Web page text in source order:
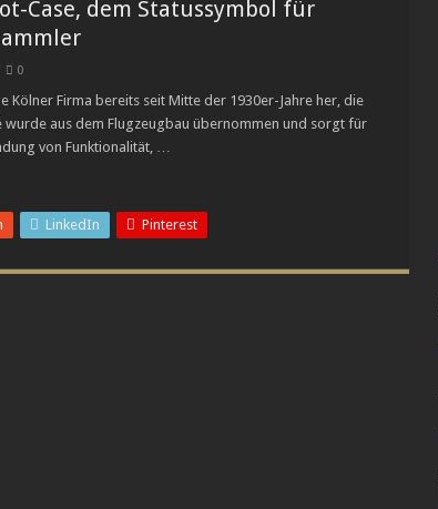
eigenständigen Manufaktur-Marke
L.U.C Full Strike im transparenten Saphir-Gehäuse neu auf
Case, dem Statussymbol für
0
Kölner Firma bereits seit Mitte der 1930er-Jahre her, die
wurde aus dem Flugzeugbau übernommen und sorgt für
von Funktionalität, …
LinkedIn Pinterest